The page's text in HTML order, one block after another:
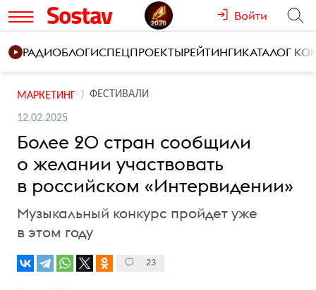
Войти
РАДИОБЛОГИСПЕЦПРОЕКТЫРЕЙТИНГИКАТАЛОГ
МАРКЕТИНГ ФЕСТИВАЛИ
12.02.2025
Более 20 стран сообщили
о желании участвовать
в российском «Интервидении»
Музыкальный конкурс пройдет уже
в этом году
23